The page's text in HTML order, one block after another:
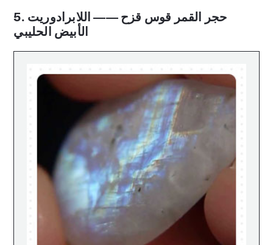
5. حجر القمر قوس قزح —— اللابرادوريت
الأبيض الحليبي